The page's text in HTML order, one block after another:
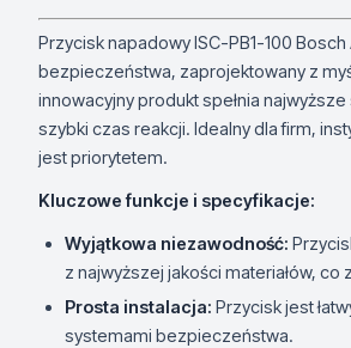
Przycisk napadowy ISC-PB1-100
bezpieczeństwa, zaprojektowany z
innowacyjny produkt spełnia
szybki czas reakcji. Idealny dla firm,
jest priorytetem.
Kluczowe funkcje i specyfikacje:
Wyjątkowa niezawodność:
z najwyższej jakości materiałów, co
Prosta instalacja: Przycisk jest
systemami bezpieczeństwa.